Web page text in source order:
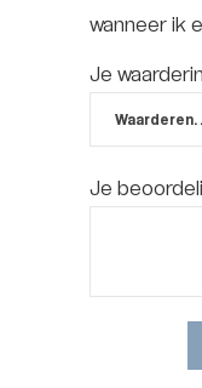
wanneer ik
Je
Je